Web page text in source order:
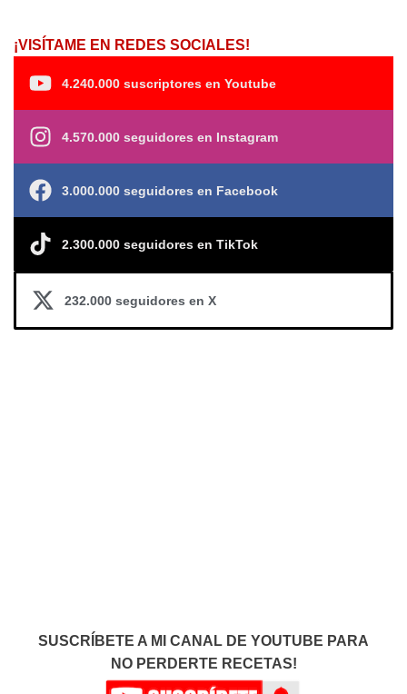
¡VISÍTAME EN REDES SOCIALES!
4.240.000 suscriptores en Youtube
4.570.000 seguidores en Instagram
3.000.000 seguidores en Facebook
2.300.000 seguidores en TikTok
232.000 seguidores en X
SUSCRÍBETE A MI CANAL DE YOUTUBE PARA
NO PERDERTE RECETAS!